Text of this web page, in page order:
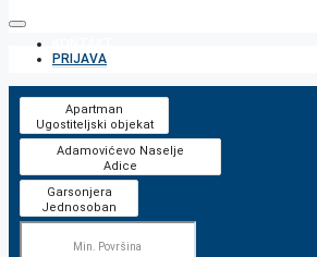
PRIJAVA